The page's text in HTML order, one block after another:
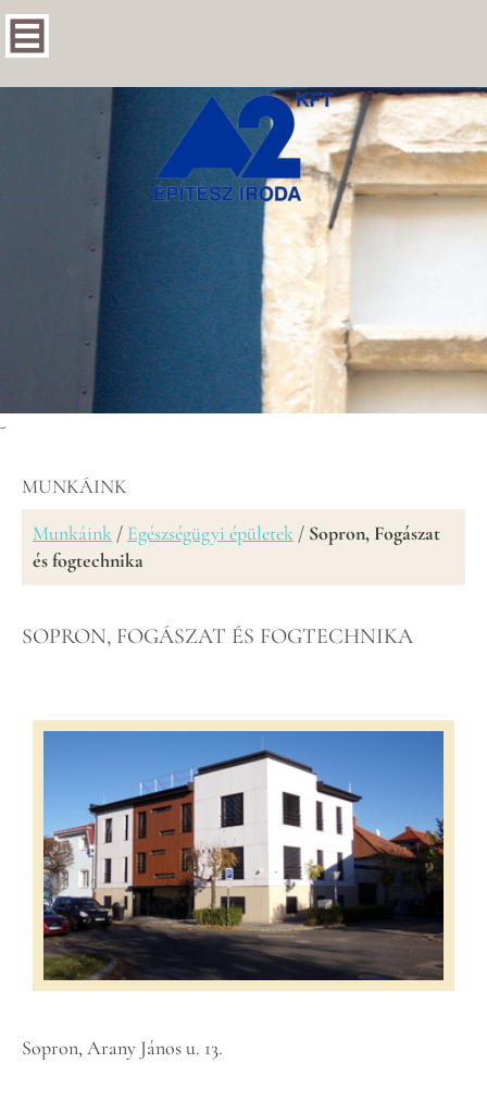
-
MUNKÁINK
Munkáink / Egészségügyi épületek / Sopron, Fogászat
és fogtechnika
SOPRON, FOGÁSZAT ÉS FOGTECHNIKA
Sopron, Arany János u. 13.